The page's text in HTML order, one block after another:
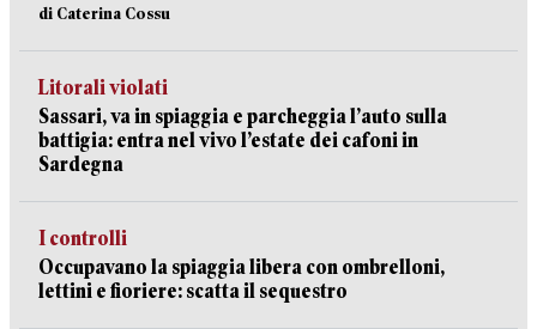
di Caterina Cossu
Litorali violati
Sassari, va in spiaggia e parcheggia l’auto sulla
battigia: entra nel vivo l’estate dei cafoni in
Sardegna
I controlli
Occupavano la spiaggia libera con ombrelloni,
lettini e fioriere: scatta il sequestro